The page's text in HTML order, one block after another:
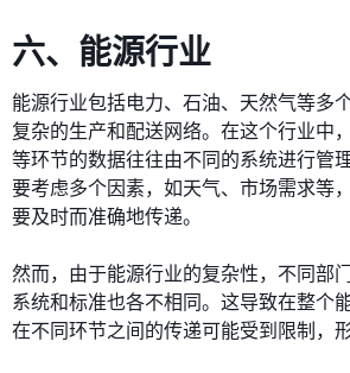
六、能源行业
能源行业包括电力、石油、天然气等多
复杂的生产和配送网络。在这个行业中
等环节的数据往往由不同的系统进行管
要考虑多个因素，如天气、市场需求等
要及时而准确地传递。
然而，由于能源行业的复杂性，不同部
系统和标准也各不相同。这导致在整个
在不同环节之间的传递可能受到限制，